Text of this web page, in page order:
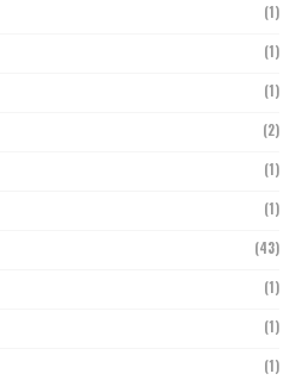
(1)
(1)
(1)
(2)
(1)
(1)
(43)
(1)
(1)
(1)